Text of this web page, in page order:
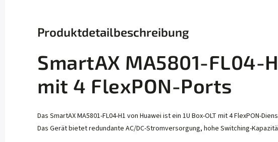
Produktdetailbeschreibung
SmartAX MA5801-FL04-
mit 4 FlexPON-Ports
Das SmartAX MA5801-FL04-H1 von Huawei ist ein 1U Box-OLT mit 4 FlexPON-
Das Gerät bietet redundante AC/DC-Stromversorgung, hohe Switching-